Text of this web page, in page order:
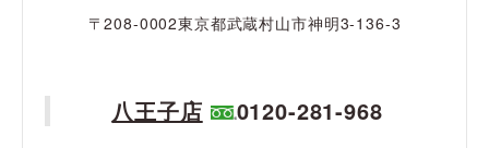
〒208-0002東京都武蔵村山市神明3-136-3
八王子店 0120-281-968